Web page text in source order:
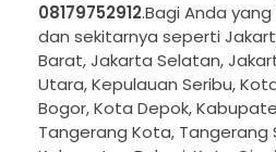
08179752912.Bagi Anda
dan sekitarnya seperti
Barat, Jakarta Selatan,
Utara, Kepulauan Seribu,
Bogor, Kota Depok,
Tangerang Kota, Tangerang